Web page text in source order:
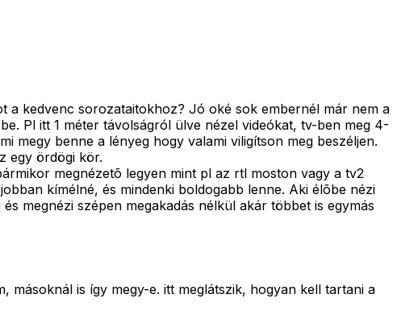
kedvenc sorozataitokhoz? Jó oké sok embernél már nem a
Pl itt 1 méter távolságról ülve nézel videókat, tv-ben meg 4-
megy benne a lényeg hogy valami viligítson meg beszéljen.
egy ördögi kör.
megnézetõ legyen mint pl az rtl moston vagy a tv2
kímélné, és mindenki boldogabb lenne. Aki élõbe nézi
megnézi szépen megakadás nélkül akár többet is egymás
másoknál is így megy-e. itt meglátszik, hogyan kell tartani a